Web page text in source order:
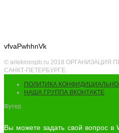
vfvaPwhhnVk
© arlekinospb.ru 2018
САНКТ-ПЕТЕРБУРГЕ.
ПОЛИТИКА
НАША ГРУППА ВКОНТАКТЕ
Футер
Вы можете задать свой вопрос в